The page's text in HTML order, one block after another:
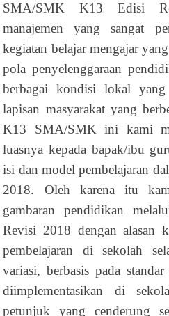
SMA/SMK K13 Edisi
manajemen yang sangat
kegiatan belajar mengajar
pola penyelenggaraan
berbagai kondisi lokal
lapisan masyarakat yang
K13 SMA/SMK ini kami
luasnya kepada bapak/ibu
isi dan model pembelajaran
2018. Oleh karena itu
gambaran pendidikan
Revisi 2018 dengan alasan
pembelajaran di sekolah
variasi, berbasis pada
diimplementasikan di
petunjuk yang cenderung